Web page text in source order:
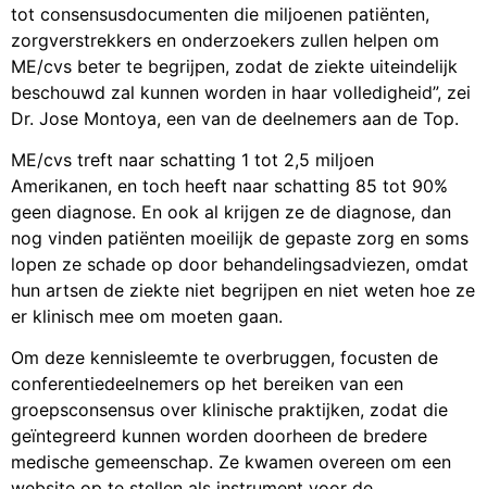
tot consensusdocumenten die miljoenen patiënten,
zorgverstrekkers en onderzoekers zullen helpen om
ME/cvs beter te begrijpen, zodat de ziekte uiteindelijk
beschouwd zal kunnen worden in haar volledigheid”, zei
Dr. Jose Montoya, een van de deelnemers aan de Top.
ME/cvs treft naar schatting 1 tot 2,5 miljoen
Amerikanen, en toch heeft naar schatting 85 tot 90%
geen diagnose. En ook al krijgen ze de diagnose, dan
nog vinden patiënten moeilijk de gepaste zorg en soms
lopen ze schade op door behandelingsadviezen, omdat
hun artsen de ziekte niet begrijpen en niet weten hoe ze
er klinisch mee om moeten gaan.
Om deze kennisleemte te overbruggen, focusten de
conferentiedeelnemers op het bereiken van een
groepsconsensus over klinische praktijken, zodat die
geïntegreerd kunnen worden doorheen de bredere
medische gemeenschap. Ze kwamen overeen om een